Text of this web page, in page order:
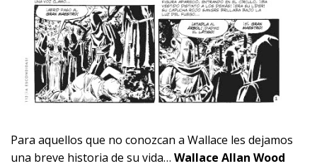
Para aquellos que no conozcan a Wallace les dejamos
una breve historia de su vida… Wallace Allan Wood